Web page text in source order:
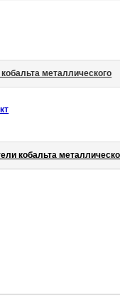
металлического
кобальта